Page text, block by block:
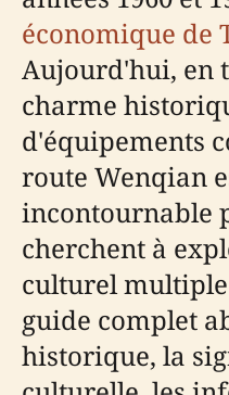
économique de
Aujourd'hui, en
charme
d'équipements
route Wenqian
incontournable
cherchent à
culturel multiple
guide complet
historique, la